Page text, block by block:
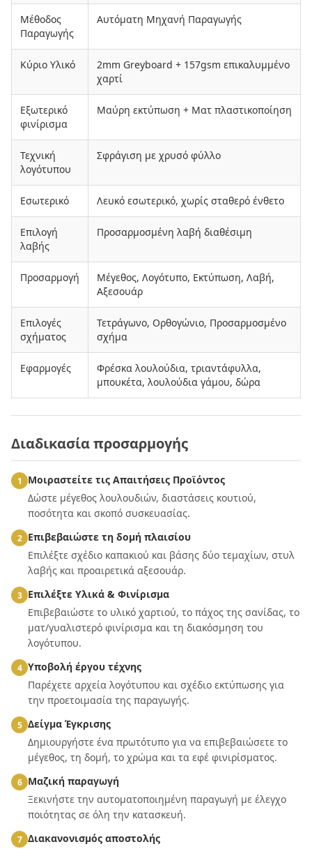
Μέθοδος
Παραγωγής
Αυτόματη Μηχανή Παραγωγής
Κύριο Υλικό
2mm Greyboard + 157gsm επικαλυμμένο
χαρτί
Εξωτερικό
φινίρισμα
Μαύρη εκτύπωση + Ματ πλαστικοποίηση
Τεχνική
λογότυπου
Σφράγιση με χρυσό φύλλο
Εσωτερικό Λευκό εσωτερικό, χωρίς σταθερό ένθετο
Επιλογή
λαβής
Προσαρμοσμένη λαβή διαθέσιμη
Προσαρμογή
Μέγεθος, Λογότυπο, Εκτύπωση, Λαβή,
Αξεσουάρ
Επιλογές
σχήματος
Τετράγωνο, Ορθογώνιο, Προσαρμοσμένο
σχήμα
Εφαρμογές
Φρέσκα λουλούδια, τριαντάφυλλα,
μπουκέτα, λουλούδια γάμου, δώρα
Διαδικασία προσαρμογής
1
Μοιραστείτε τις Απαιτήσεις Προϊόντος
Δώστε μέγεθος λουλουδιών, διαστάσεις κουτιού,
ποσότητα και σκοπό συσκευασίας.
2 Επιβεβαιώστε τη δομή πλαισίου
Επιλέξτε σχέδιο καπακιού και βάσης δύο τεμαχίων, στυλ
λαβής και προαιρετικά αξεσουάρ.
3 Επιλέξτε Υλικά & Φινίρισμα
Επιβεβαιώστε το υλικό χαρτιού, το πάχος της σανίδας, το
ματ/γυαλιστερό φινίρισμα και τη διακόσμηση του
λογότυπου.
4 Υποβολή έργου τέχνης
Παρέχετε αρχεία λογότυπου και σχέδιο εκτύπωσης για
την προετοιμασία της παραγωγής.
5 Δείγμα Έγκρισης
Δημιουργήστε ένα πρωτότυπο για να επιβεβαιώσετε το
μέγεθος, τη δομή, το χρώμα και τα εφέ φινιρίσματος.
6 Μαζική παραγωγή
Ξεκινήστε την αυτοματοποιημένη παραγωγή με έλεγχο
ποιότητας σε όλη την κατασκευή.
7 Διακανονισμός αποστολής